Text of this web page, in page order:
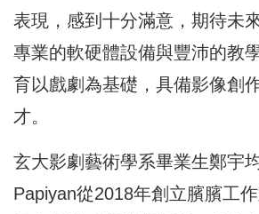
表現，感到十分滿意，期待未
專業的軟硬體設備與豐沛的教
育以戲劇為基礎，具備影像創
才。
玄大影劇藝術學系畢業生鄭宇
Papiyan從2018年創立臏臏工